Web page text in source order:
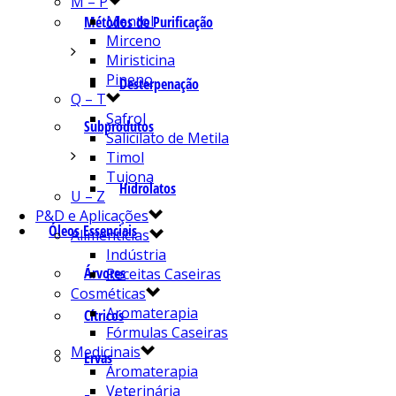
Métodos de Purificação
Desterpenação
Subprodutos
Hidrolatos
Óleos Essenciais
Árvores
Cítricos
Ervas
Mentol
Mirceno
Miristicina
Pineno
Q – T
Safrol
Salicilato de Metila
Timol
Tujona
U – Z
P&D e Aplicações
Alimentícias
Indústria
Receitas Caseiras
Cosméticas
Aromaterapia
Fórmulas Caseiras
Medicinais
Aromaterapia
Veterinária